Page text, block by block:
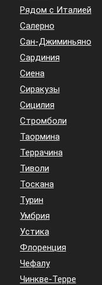
Рядом с Италией
Салерно
Сан-Джиминьяно
Сардиния
Сиена
Сиракузы
Сицилия
Стромболи
Таормина
Террачина
Тиволи
Тоскана
Турин
Умбрия
Устика
Флоренция
Чефалу
Чинкве-Терре